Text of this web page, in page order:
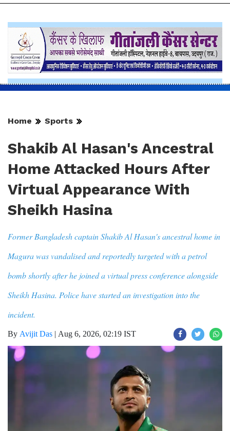
Home Sports
Shakib Al Hasan's Ancestral
Home Attacked Hours After
Virtual Appearance With
Sheikh Hasina
Former Bangladesh captain Shakib Al Hasan's ancestral home in
Magura was vandalised and reportedly targeted with a petrol
bomb shortly after he joined a virtual press conference alongside
Sheikh Hasina. Police have started an investigation into the
incident.
By Avijit Das | Aug 6, 2026, 02:19 IST